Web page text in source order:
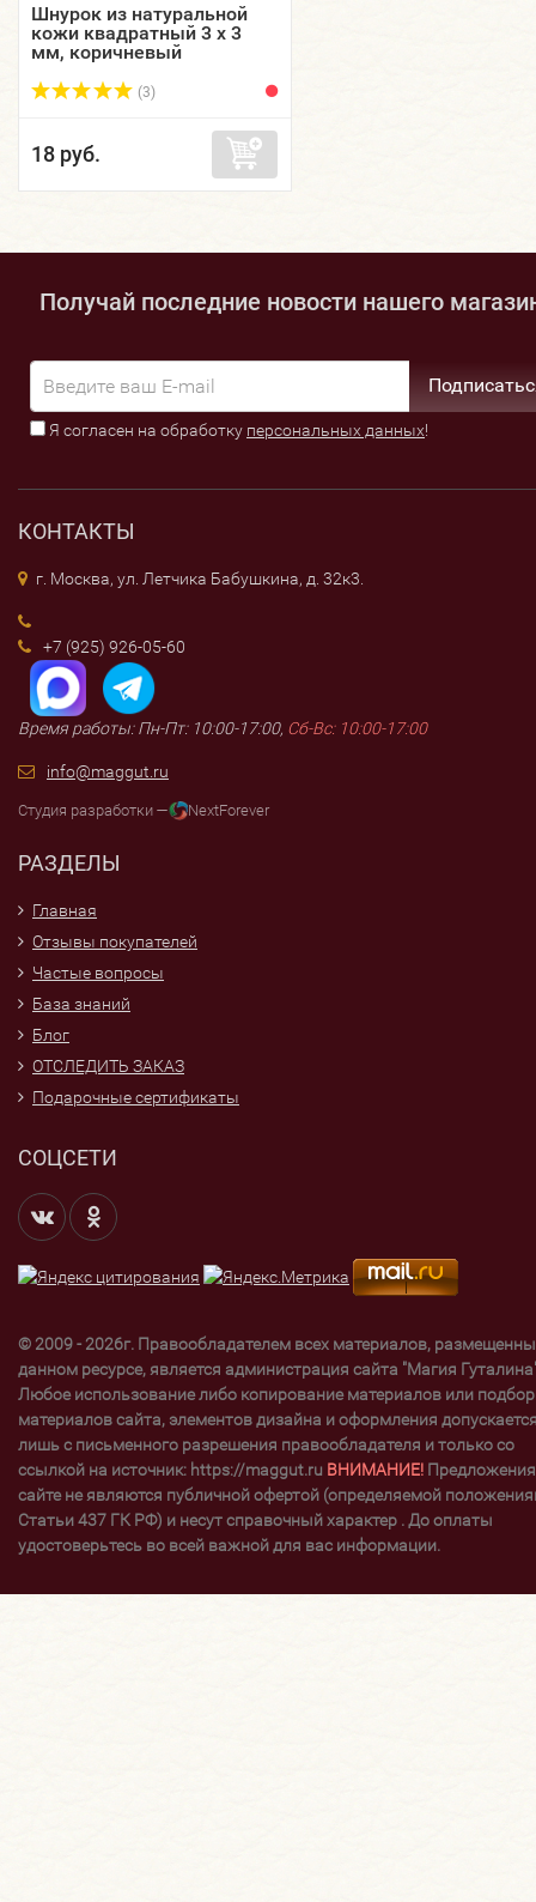
Шнурок из натуральной
кожи квадратный 3 х 3
мм, коричневый
(3)
18 руб.
Получай последние новости нашего
Я согласен на обработку персональных данных!
КОНТАКТЫ
г. Москва, ул. Летчика Бабушкина, д. 32к3.
+7 (925) 926-05-60
Время работы: Пн-Пт: 10:00-17:00, Сб-Вс: 10:00-17:00
info@maggut.ru
Студия разработки — NextForever
РАЗДЕЛЫ
Главная
Отзывы покупателей
Частые вопросы
База знаний
Блог
ОТСЛЕДИТЬ ЗАКАЗ
Подарочные сертификаты
СОЦСЕТИ
© 2009 - 2026г. Правообладателем всех материалов,
данном ресурсе, является администрация сайта "Магия
Любое использование либо копирование материалов или
материалов сайта, элементов дизайна и оформления
лишь с письменного разрешения правообладателя и только со
ссылкой на источник: https://maggut.ru ВНИМАНИЕ!
сайте не являются публичной офертой (определяемой
Статьи 437 ГК РФ) и несут справочный характер . До оплаты
удостоверьтесь во всей важной для вас информации.